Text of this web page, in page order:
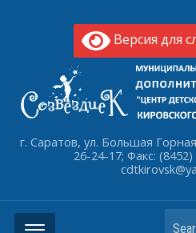
Версия для
г. Саратов, ул. Большая
26-24-17; Факс: